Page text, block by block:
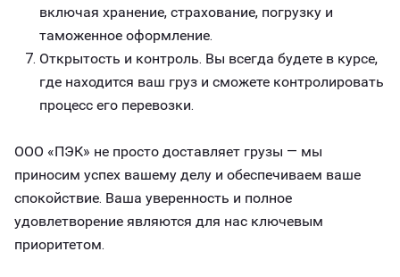
включая хранение, страхование, погрузку и
таможенное оформление.
Открытость и контроль. Вы всегда будете в курсе,
где находится ваш груз и сможете контролировать
процесс его перевозки.
ООО «ПЭК» не просто доставляет грузы — мы
приносим успех вашему делу и обеспечиваем ваше
спокойствие. Ваша уверенность и полное
удовлетворение являются для нас ключевым
приоритетом.